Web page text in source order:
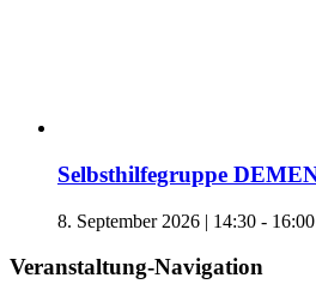
Selbsthilfegruppe
8. September 2026 | 14:30 - 16:00
Veranstaltung-Navigation